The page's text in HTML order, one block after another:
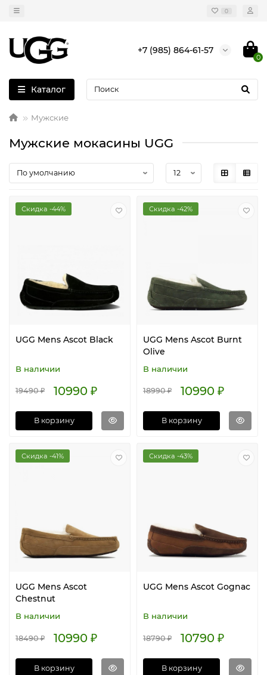
0
+7 (985) 864-61-57
0
Каталог
Мужские
Мужские мокасины UGG
Скидка -44%
UGG Mens Ascot Black
В наличии
19490 ₽ 10990 ₽
В корзину
Скидка -42%
UGG Mens Ascot Burnt
Olive
В наличии
18990 ₽ 10990 ₽
В корзину
Скидка -41%
UGG Mens Ascot
Chestnut
В наличии
18490 ₽ 10990 ₽
В корзину
Скидка -43%
UGG Mens Ascot Gognac
В наличии
18790 ₽ 10790 ₽
В корзину